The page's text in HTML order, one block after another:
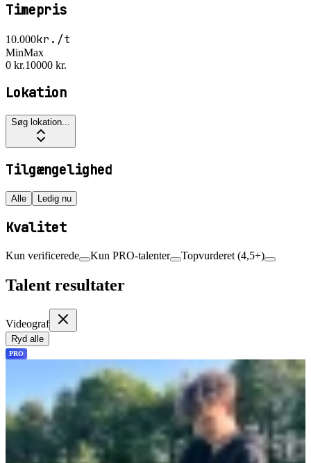
Timepris
10.000kr./t
MinMax
0 kr.10000 kr.
Lokation
Søg lokation...
Tilgængelighed
Alle Ledig nu
Kvalitet
Kun verificerede Kun PRO-talenter Topvurderet (4,5+)
Talent resultater
Videograf
Ryd alle
PRO